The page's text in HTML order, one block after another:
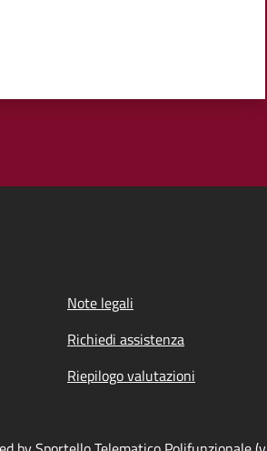
Note legali
Richiedi assistenza
Riepilogo valutazioni